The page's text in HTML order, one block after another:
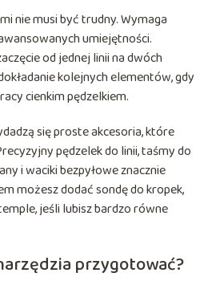
nie musi być trudny. Wymaga
umiejętności.
od jednej linii na dwóch
kolejnych elementów, gdy
cienkim pędzelkiem.
się proste akcesoria, które
pędzelek do linii, taśmy do
i waciki bezpyłowe znacznie
możesz dodać sondę do kropek,
jeśli lubisz bardzo równe
przygotować?